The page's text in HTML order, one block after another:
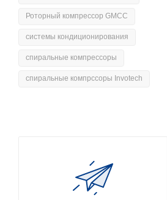
Роторный компрессор GMCC
системы кондиционирования
спиральные компрессоры
спиральные компрссоры Invotech